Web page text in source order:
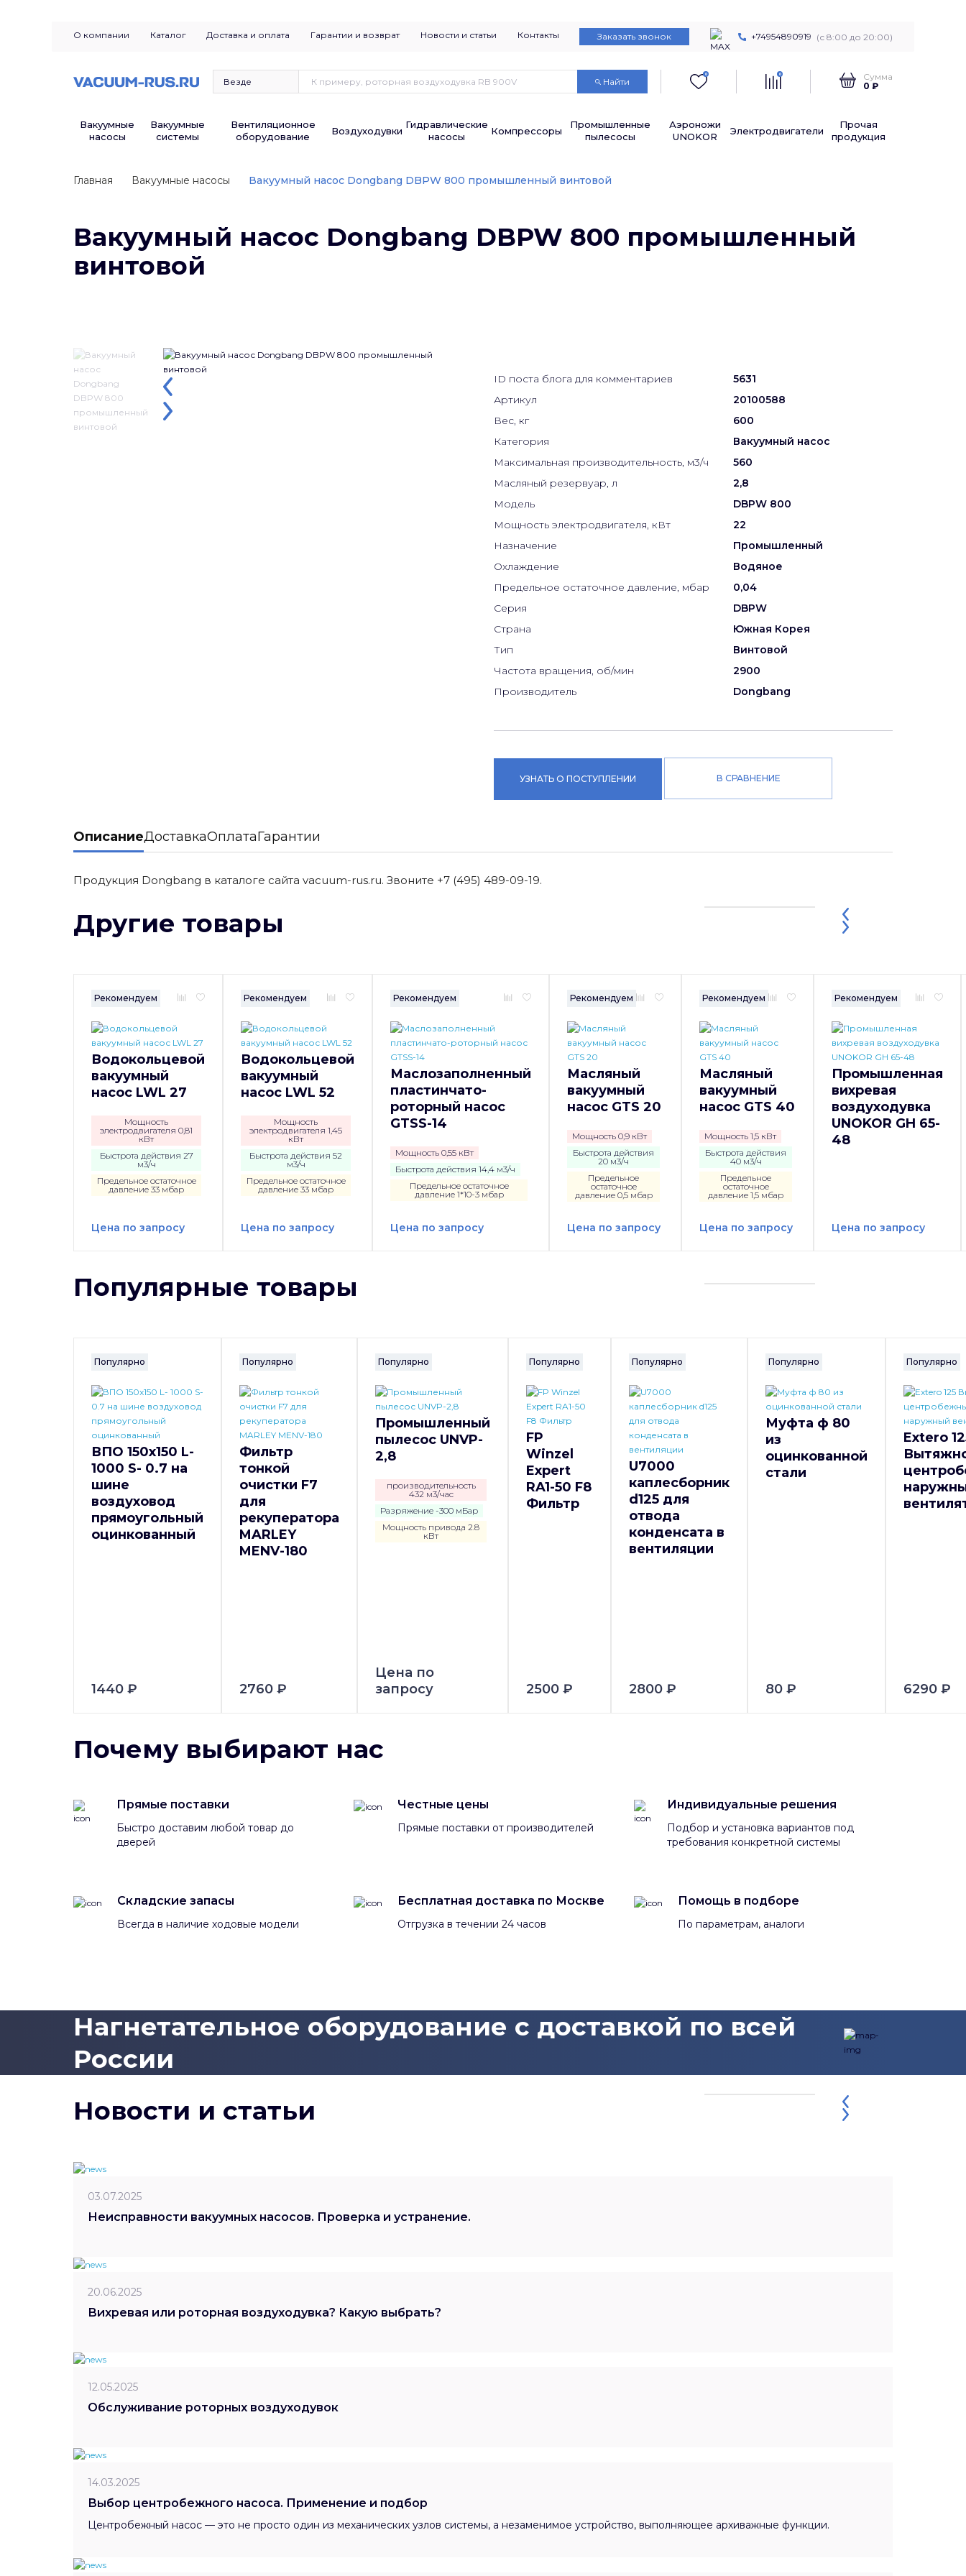
О компании Каталог Доставка и оплата Гарантии и возврат Новости и статьи Контакты Заказать звонок +74954890919 (с 8:00 до 20:00)
Найти
0 0
Сумма
0 ₽
Вакуумные
насосы
Вакуумные
системы
Вентиляционное
оборудование
Воздуходувки
Гидравлические
насосы
Компрессоры
Промышленные
пылесосы
Аэроножи
UNOKOR
Электродвигатели
Прочая
продукция
Главная Вакуумные насосы Вакуумный насос Dongbang DBPW 800 промышленный винтовой
Вакуумный насос Dongbang DBPW 800 промышленный
винтовой
ID поста блога для комментариев
5631
Артикул
20100588
Вес, кг
600
Категория
Вакуумный насос
Максимальная производительность, м3/ч
560
Масляный резервуар, л
2,8
Модель
DBPW 800
Мощность электродвигателя, кВт
22
Назначение
Промышленный
Охлаждение
Водяное
Предельное остаточное давление, мбар
0,04
Серия
DBPW
Страна
Южная Корея
Тип
Винтовой
Частота вращения, об/мин
2900
Производитель
Dongbang
УЗНАТЬ О ПОСТУПЛЕНИИ В СРАВНЕНИЕ
ОписаниеДоставкаОплатаГарантии
Продукция Dongbang в каталоге сайта vacuum-rus.ru. Звоните +7 (495) 489-09-19.
Другие товары
Рекомендуем
Водокольцевой
вакуумный
насос LWL 27
Мощность
электродвигателя 0,81
кВт
Быстрота действия 27
м3/ч
Предельное остаточное
давление 33 мбар
Цена по запросу
Рекомендуем
Водокольцевой
вакуумный
насос LWL 52
Мощность
электродвигателя 1,45
кВт
Быстрота действия 52
м3/ч
Предельное остаточное
давление 33 мбар
Цена по запросу
Рекомендуем
Маслозаполненный
пластинчато-
роторный насос
GTSS-14
Мощность 0,55 кВт
Быстрота действия 14,4 м3/ч
Предельное остаточное
давление 1*10-3 мбар
Цена по запросу
Рекомендуем
Масляный
вакуумный
насос GTS 20
Мощность 0,9 кВт
Быстрота действия
20 м3/ч
Предельное
остаточное
давление 0,5 мбар
Цена по запросу
Рекомендуем
Масляный
вакуумный
насос GTS 40
Мощность 1,5 кВт
Быстрота действия
40 м3/ч
Предельное
остаточное
давление 1,5 мбар
Цена по запросу
Рекомендуем
Промышленная
вихревая
воздуходувка
UNOKOR GH 65-
48
Цена по запросу
Популярные товары
Популярно
ВПО 150x150 L-
1000 S- 0.7 на
шине
воздуховод
прямоугольный
оцинкованный
1440 ₽
Популярно
Фильтр
тонкой
очистки F7
для
рекуператора
MARLEY
MENV-180
2760 ₽
Популярно
Промышленный
пылесос UNVP-
2,8
производительность
432 м3/час
Разряжение -300 мБар
Мощность привода 2.8
кВт
Цена по
запросу
Популярно
FP
Winzel
Expert
RA1-50 F8
Фильтр
2500 ₽
Популярно
U7000
каплесборник
d125 для
отвода
конденсата в
вентиляции
2800 ₽
Популярно
Муфта ф 80
из
оцинкованной
стали
80 ₽
Популярно
Extero
6290 ₽
Почему выбирают нас
Прямые поставки
Быстро доставим любой товар до
дверей
Честные цены
Прямые поставки от производителей
Индивидуальные решения
Подбор и установка вариантов под
требования конкретной системы
Складские запасы
Всегда в наличие ходовые модели
Бесплатная доставка по Москве
Отгрузка в течении 24 часов
Помощь в подборе
По параметрам, аналоги
Нагнетательное оборудование с доставкой по всей
России
Новости и статьи
03.07.2025
Неисправности вакуумных насосов. Проверка и устранение.
20.06.2025
Вихревая или роторная воздуходувка? Какую выбрать?
12.05.2025
Обслуживание роторных воздуходувок
14.03.2025
Выбор центробежного насоса. Применение и подбор
Центробежный насос — это не просто один из механических узлов системы, а незаменимое устройство, выполняющее архиважные функции.